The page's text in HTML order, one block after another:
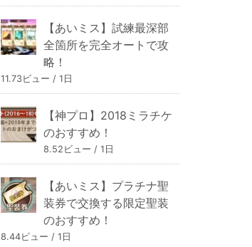
【あいミス】試練最深部
全箇所を完全オートで攻
略！
11.73ビュー / 1日
【神プロ】2018ミラチケ
のおすすめ！
8.52ビュー / 1日
【あいミス】プラチナ聖
装券で交換する限定聖装
のおすすめ！
8.44ビュー / 1日